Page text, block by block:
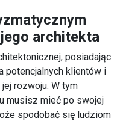
architekta
posiadając
potencjalnych klientów i
rozwoju. W tym
musisz mieć po swojej
spodobać się ludziom